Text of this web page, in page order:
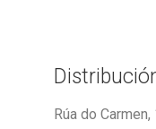
Rúa do